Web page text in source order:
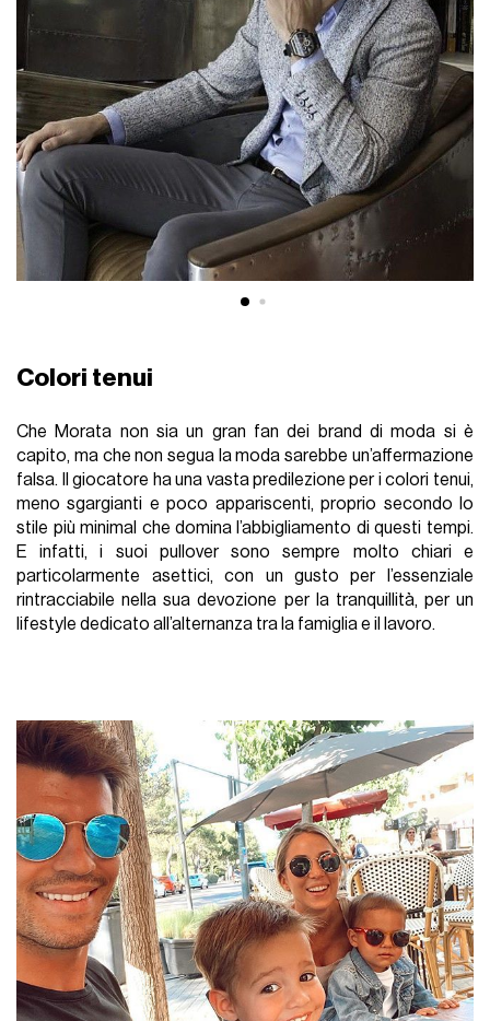
Colori tenui
Che Morata non sia un gran fan dei brand di moda si è
capito, ma che non segua la moda sarebbe un’affermazione
falsa. Il giocatore ha una vasta predilezione per i colori tenui,
meno sgargianti e poco appariscenti, proprio secondo lo
stile più minimal che domina l’abbigliamento di questi tempi.
E infatti, i suoi pullover sono sempre molto chiari e
particolarmente asettici, con un gusto per l’essenziale
rintracciabile nella sua devozione per la tranquillità, per un
lifestyle dedicato all’alternanza tra la famiglia e il lavoro.